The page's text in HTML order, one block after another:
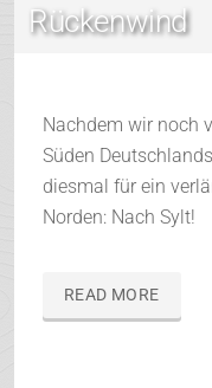
Rückenwind
Nachdem wir noch
Süden
diesmal für ein
Norden: Nach Sylt!
READ MORE